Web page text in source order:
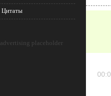
Цитаты
advertising placeholder